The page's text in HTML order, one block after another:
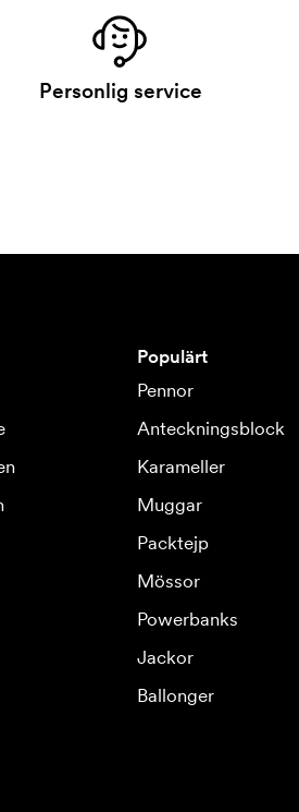
Personlig service
Populärt
Pennor
Anteckningsblock
Karameller
Muggar
Packtejp
Mössor
Powerbanks
Jackor
Ballonger